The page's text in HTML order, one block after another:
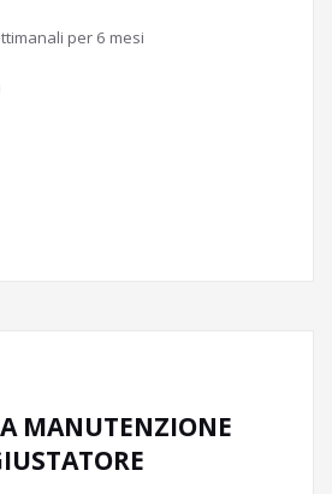
per 6 mesi
MANUTENZIONE